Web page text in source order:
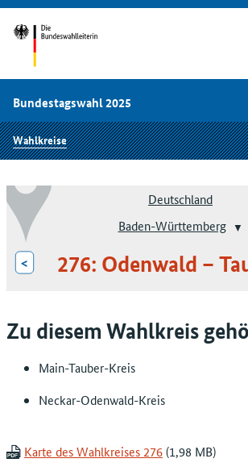
Bundestagswahl 2025
Wahlkreise
Deutschland
Baden-Württemberg
< 276: Odenwald –
Zu diesem Wahlkreis
Main-Tauber-Kreis
Neckar-Odenwald-Kreis
Karte des Wahlkreises 276